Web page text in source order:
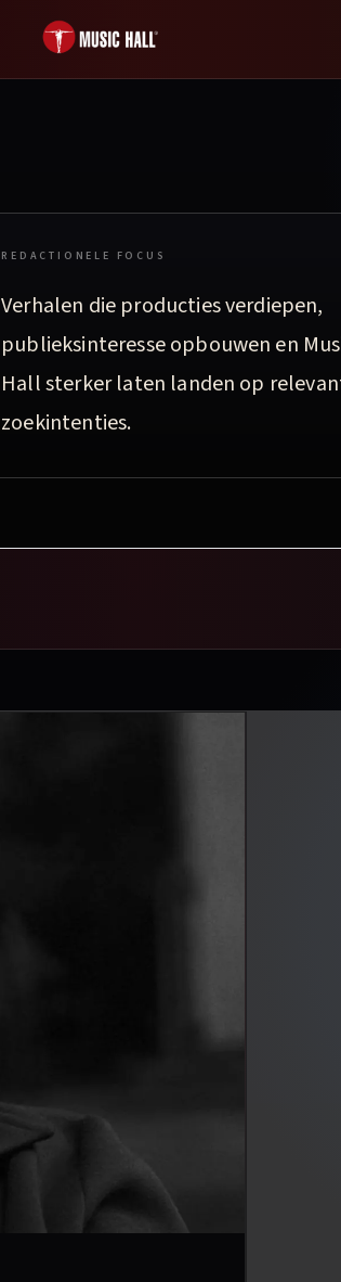
REDACTIONELE FOCUS
Verhalen die producties verdiepen,
publieksinteresse opbouwen en
Hall sterker laten landen op
zoekintenties.